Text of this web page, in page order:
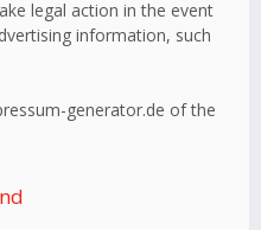
legal action in the event
information, such
generator.de of the